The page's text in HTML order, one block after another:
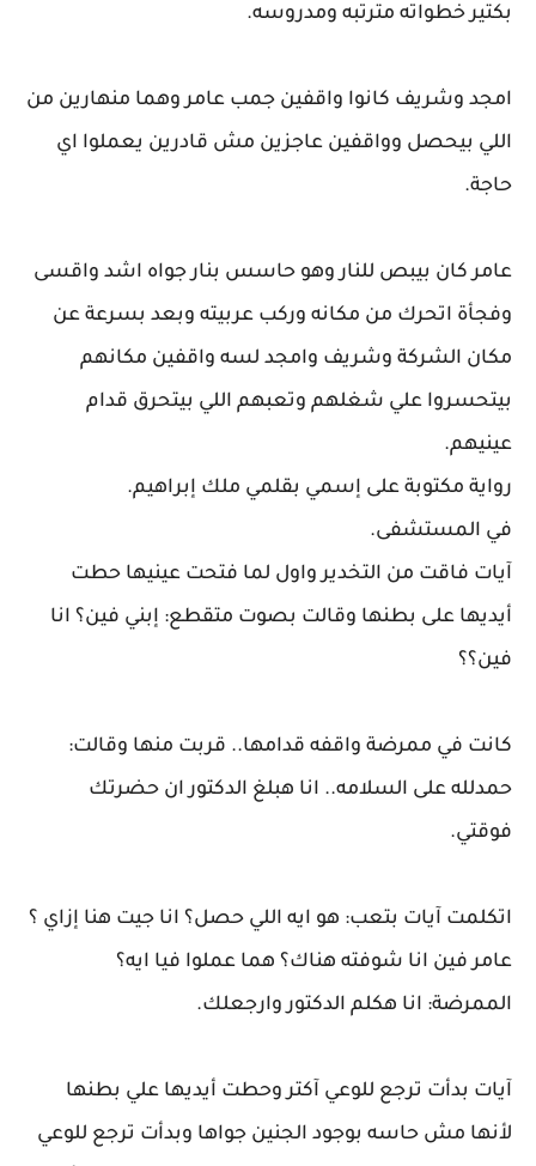
بكتير خطواته مترتبه ومدروسه.
امجد وشريف كانوا واقفين جمب عامر وهما منهارين من
اللي بيحصل وواقفين عاجزين مش قادرين يعملوا اي
حاجة.
عامر كان بيبص للنار وهو حاسس بنار جواه اشد واقسى
وفجأة اتحرك من مكانه وركب عربيته وبعد بسرعة عن
مكان الشركة وشريف وامجد لسه واقفين مكانهم
بيتحسروا علي شغلهم وتعبهم اللي بيتحرق قدام
عينيهم.
رواية مكتوبة على إسمي بقلمي ملك إبراهيم.
في المستشفى.
آيات فاقت من التخدير واول لما فتحت عينيها حطت
أيديها على بطنها وقالت بصوت متقطع: إبني فين؟ انا
فين؟؟
كانت في ممرضة واقفه قدامها.. قربت منها وقالت:
حمدلله على السلامه.. انا هبلغ الدكتور ان حضرتك
فوقتي.
اتكلمت آيات بتعب: هو ايه اللي حصل؟ انا جيت هنا إزاي ؟
عامر فين انا شوفته هناك؟ هما عملوا فيا ايه؟
الممرضة: انا هكلم الدكتور وارجعلك.
آيات بدأت ترجع للوعي آكتر وحطت أيديها علي بطنها
لأنها مش حاسه بوجود الجنين جواها وبدأت ترجع للوعي